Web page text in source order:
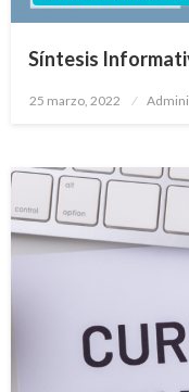
Síntesis
Publicado
25 marzo, 2022